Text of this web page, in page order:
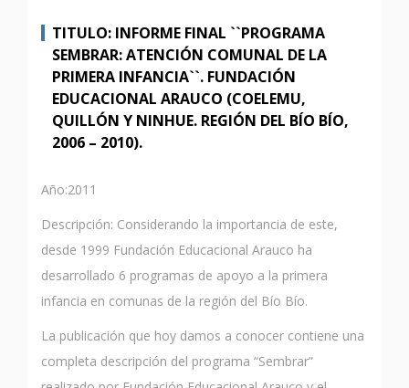
TITULO: INFORME FINAL ``PROGRAMA
SEMBRAR: ATENCIÓN COMUNAL DE LA
PRIMERA INFANCIA``. FUNDACIÓN
EDUCACIONAL ARAUCO (COELEMU,
QUILLÓN Y NINHUE. REGIÓN DEL BÍO BÍO,
2006 – 2010).
Año:2011
Descripción: Considerando la importancia de este,
desde 1999 Fundación Educacional Arauco ha
desarrollado 6 programas de apoyo a la primera
infancia en comunas de la región del Bío Bío.
La publicación que hoy damos a conocer contiene una
completa descripción del programa “Sembrar”